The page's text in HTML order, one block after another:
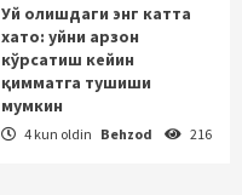
Уй олишдаги энг катта
хато: уйни арзон
кўрсатиш кейин
қимматга тушиши
мумкин
4 kun oldin Behzod 216